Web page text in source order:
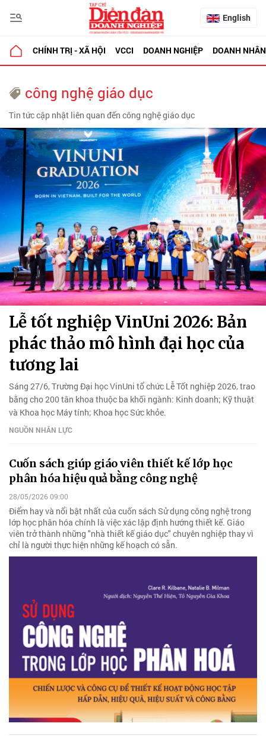
English
CHÍNH TRỊ - XÃ HỘI VCCI DOANH NGHIỆP DOANH NHÂN
công nghệ giáo dục
Tin tức cập nhật liên quan đến công nghệ giáo dục
Lễ tốt nghiệp VinUni 2026: Bản
phác thảo mô hình đại học của
tương lai
Sáng 27/6, Trường Đại học VinUni tổ chức Lễ Tốt nghiệp 2026, trao
bằng cho 200 tân khoa thuộc ba khối ngành: Kinh doanh; Kỹ thuật
và Khoa học Máy tính; Khoa học Sức khỏe.
NGUỒN NHÂN LỰC
Cuốn sách giúp giáo viên thiết kế lớp học
phân hóa hiệu quả bằng công nghệ
28/05/2026 09:00
Điểm hay và nổi bật nhất của cuốn sách Sử dụng công nghệ trong
lớp học phân hóa chính là việc xác lập định hướng thiết kế. Giáo
viên trở thành những "nhà thiết kế giáo dục" chuyên nghiệp thay vì
chỉ là người thực hiện những kế hoạch có sẵn.